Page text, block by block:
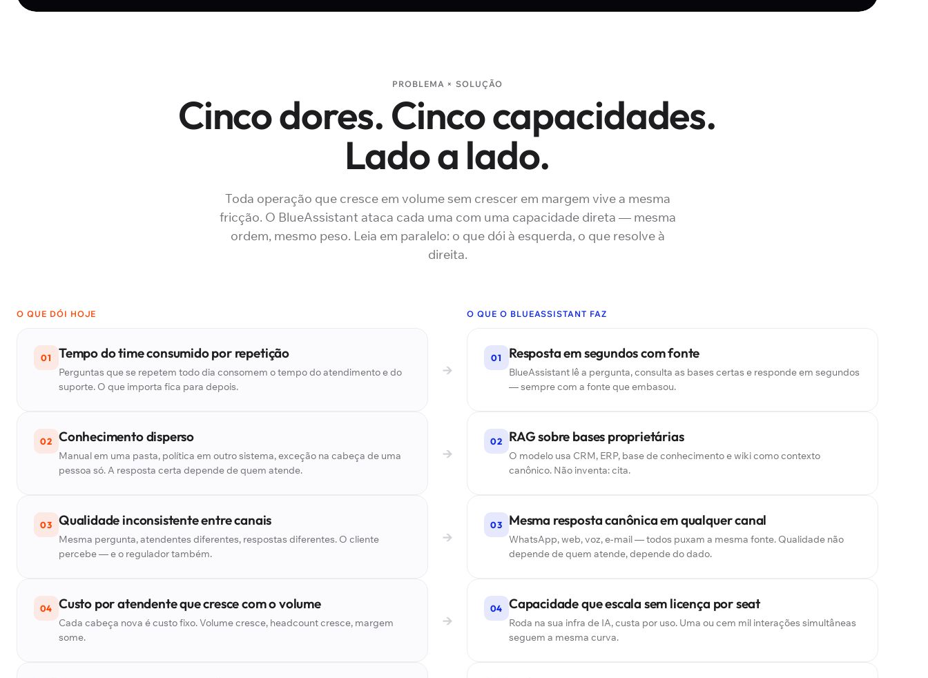
PROBLEMA × SOLUÇÃO
Cinco dores. Cinco capacidades.
Lado a lado.
Toda operação que cresce em volume sem crescer em margem vive a mesma
fricção. O BlueAssistant ataca cada uma com uma capacidade direta — mesma
ordem, mesmo peso. Leia em paralelo: o que dói à esquerda, o que resolve à
direita.
O QUE DÓI HOJE O QUE O BLUEASSISTANT FAZ
01 Tempo do time consumido por repetição
Perguntas que se repetem todo dia consomem o tempo do atendimento e do
suporte. O que importa fica para depois.
02 Conhecimento disperso
Manual em uma pasta, política em outro sistema, exceção na cabeça de uma
pessoa só. A resposta certa depende de quem atende.
03 Qualidade inconsistente entre canais
Mesma pergunta, atendentes diferentes, respostas diferentes. O cliente
percebe — e o regulador também.
04 Custo por atendente que cresce com o volume
Cada cabeça nova é custo fixo. Volume cresce, headcount cresce, margem
some.
→
→
→
→
01 Resposta em segundos com fonte
BlueAssistant lê a pergunta, consulta as bases certas e responde em segundos
— sempre com a fonte que embasou.
02 RAG sobre bases proprietárias
O modelo usa CRM, ERP, base de conhecimento e wiki como contexto
canônico. Não inventa: cita.
03 Mesma resposta canônica em qualquer canal
WhatsApp, web, voz, e-mail — todos puxam a mesma fonte. Qualidade não
depende de quem atende, depende do dado.
04 Capacidade que escala sem licença por seat
Roda na sua infra de IA, custa por uso. Uma ou cem mil interações simultâneas
seguem a mesma curva.